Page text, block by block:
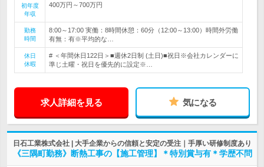
初年度
年収
400万円～700万円
勤務
時間
8:00～17:00 実働：8時間休憩：60分（12:00～13:00）時間外労働
有無：有※平均的な…
休日
休暇
# ＜年間休日122日＞■週休2日制 (土日)■祝日※会社カレンダーに
準じ土曜・祝日を優先的に設定※…
求人詳細を見る 気になる
日石工業株式会社 | 大手企業からの信頼と安定の受注｜手厚い研修制度あり
《三隅町勤務》断熱工事の【施工管理】＊特別賞与有＊学歴不問